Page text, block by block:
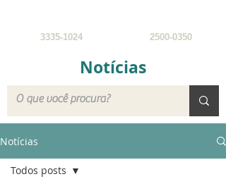
3335-1024 2500-0350
Notícias
Notícias
Todos posts